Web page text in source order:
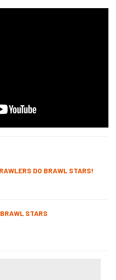
DO BRAWL STARS!
STARS